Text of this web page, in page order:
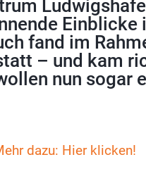
Einblicke
fand im
– und kam
nun sogar
dazu: Hier klicken!